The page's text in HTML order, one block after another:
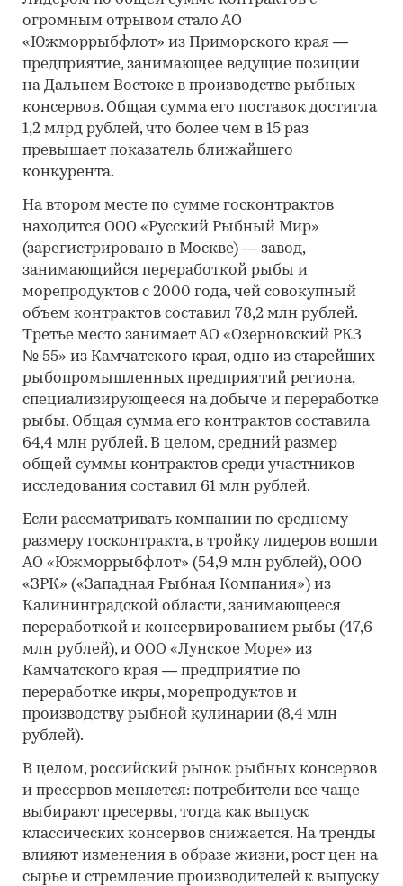
огромным отрывом стало АО
«Южморрыбфлот» из Приморского края —
предприятие, занимающее ведущие позиции
на Дальнем Востоке в производстве рыбных
консервов. Общая сумма его поставок достигла
1,2 млрд рублей, что более чем в 15 раз
превышает показатель ближайшего
конкурента.
На втором месте по сумме госконтрактов
находится ООО «Русский Рыбный Мир»
(зарегистрировано в Москве) — завод,
занимающийся переработкой рыбы и
морепродуктов с 2000 года, чей совокупный
объем контрактов составил 78,2 млн рублей.
Третье место занимает АО «Озерновский РКЗ
№ 55» из Камчатского края, одно из старейших
рыбопромышленных предприятий региона,
специализирующееся на добыче и переработке
рыбы. Общая сумма его контрактов составила
64,4 млн рублей. В целом, средний размер
общей суммы контрактов среди участников
исследования составил 61 млн рублей.
Если рассматривать компании по среднему
размеру госконтракта, в тройку лидеров вошли
АО «Южморрыбфлот» (54,9 млн рублей), ООО
«ЗРК» («Западная Рыбная Компания») из
Калининградской области, занимающееся
переработкой и консервированием рыбы (47,6
млн рублей), и ООО «Лунское Море» из
Камчатского края — предприятие по
переработке икры, морепродуктов и
производству рыбной кулинарии (8,4 млн
рублей).
В целом, российский рынок рыбных консервов
и пресервов меняется: потребители все чаще
выбирают пресервы, тогда как выпуск
классических консервов снижается. На тренды
влияют изменения в образе жизни, рост цен на
сырье и стремление производителей к выпуску